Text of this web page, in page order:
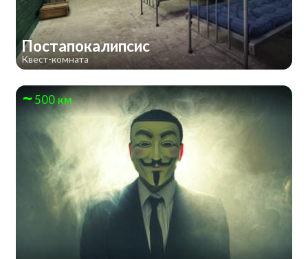
Постапокалипсис
Квест-комната
500 км